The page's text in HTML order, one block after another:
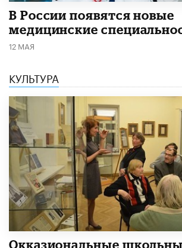
В России появятся новые
медицинские
12 МАЯ
КУЛЬТУРА
​Окказиональные